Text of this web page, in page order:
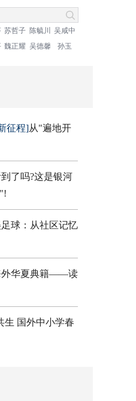
苏哲子 陈毓川
吴咸中
魏正耀 吴德馨 孙玉
征程]从"遍地开
了吗?这是银河
球：从社区记忆
外华夏典籍——读
生 国外中小学春